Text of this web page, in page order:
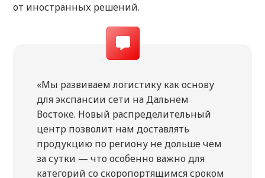
от иностранных решений.
«Мы развиваем логистику как основу
для экспансии сети на Дальнем
Востоке. Новый распределительный
центр позволит нам доставлять
продукцию по региону не дольше чем
за сутки — что особенно важно для
категорий со скоропортящимся сроком